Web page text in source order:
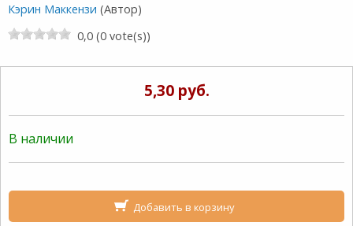
Кэрин Маккензи (Автор)
0,0 (0 vote(s))
5,30 руб.
В наличии
Добавить в корзину